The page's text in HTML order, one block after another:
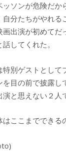
ッソンが危険だ
自分たちがやれる
画出演が初めて
してくれた。
特別ゲストとし
を目の前で披露し
演と思えない２人
はここまででき